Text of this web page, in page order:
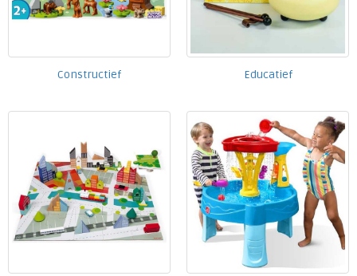
Constructief Educatief